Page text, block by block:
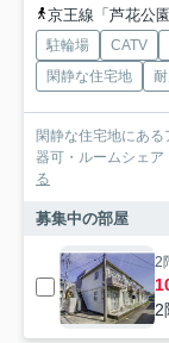
京王線「芦花公
駐輪場 CATV
閑静な住宅地
閑静な住宅地にあ
器可・ルームシェ
る
募集中の部屋
2
2